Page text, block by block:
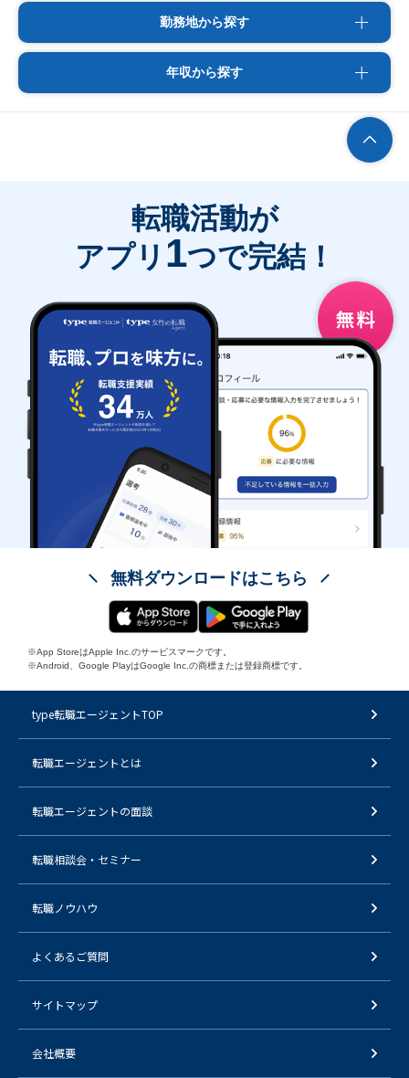
勤務地から探す
年収から探す
転職活動が
アプリ 1つで完結！
無料ダウンロードはこちら
※App StoreはApple Inc.のサービスマークです。
※Android、Google PlayはGoogle Inc.の商標または登録商標です。
type転職エージェントTOP
転職エージェントとは
転職エージェントの面談
転職相談会・セミナー
転職ノウハウ
よくあるご質問
サイトマップ
会社概要